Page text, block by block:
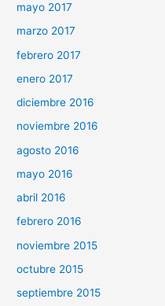
mayo 2017
marzo 2017
febrero 2017
enero 2017
diciembre 2016
noviembre 2016
agosto 2016
mayo 2016
abril 2016
febrero 2016
noviembre 2015
octubre 2015
septiembre 2015